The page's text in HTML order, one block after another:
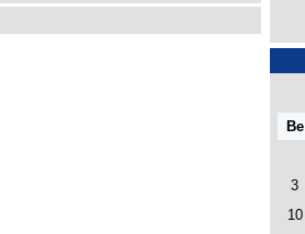
Be
3
10